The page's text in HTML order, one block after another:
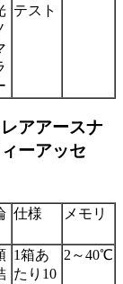
テスト
アアースナ
ーアッセ
仕様 メモリ
1箱あ
たり10
2～40℃